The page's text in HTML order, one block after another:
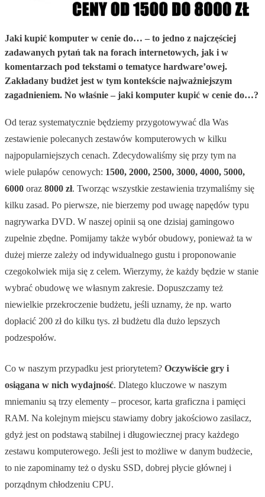
Jaki kupić komputer w cenie do… – to jedno z najczęściej
zadawanych pytań tak na forach internetowych, jak i w
komentarzach pod tekstami o tematyce hardware’owej.
Zakładany budżet jest w tym kontekście najważniejszym
zagadnieniem. No właśnie – jaki komputer kupić w cenie do…?
Od teraz systematycznie będziemy przygotowywać dla Was
zestawienie polecanych zestawów komputerowych w kilku
najpopularniejszych cenach. Zdecydowaliśmy się przy tym na
wiele pułapów cenowych: 1500, 2000, 2500, 3000, 4000, 5000,
6000 oraz 8000 zł. Tworząc wszystkie zestawienia trzymaliśmy się
kilku zasad. Po pierwsze, nie bierzemy pod uwagę napędów typu
nagrywarka DVD. W naszej opinii są one dzisiaj gamingowo
zupełnie zbędne. Pomijamy także wybór obudowy, ponieważ ta w
dużej mierze zależy od indywidualnego gustu i proponowanie
czegokolwiek mija się z celem. Wierzymy, że każdy będzie w stanie
wybrać obudowę we własnym zakresie. Dopuszczamy też
niewielkie przekroczenie budżetu, jeśli uznamy, że np. warto
dopłacić 200 zł do kilku tys. zł budżetu dla dużo lepszych
podzespołów.
Co w naszym przypadku jest priorytetem? Oczywiście gry i
osiągana w nich wydajność. Dlatego kluczowe w naszym
mniemaniu są trzy elementy – procesor, karta graficzna i pamięci
RAM. Na kolejnym miejscu stawiamy dobry jakościowo zasilacz,
gdyż jest on podstawą stabilnej i długowiecznej pracy każdego
zestawu komputerowego. Jeśli jest to możliwe w danym budżecie,
to nie zapominamy też o dysku SSD, dobrej płycie głównej i
porządnym chłodzeniu CPU.